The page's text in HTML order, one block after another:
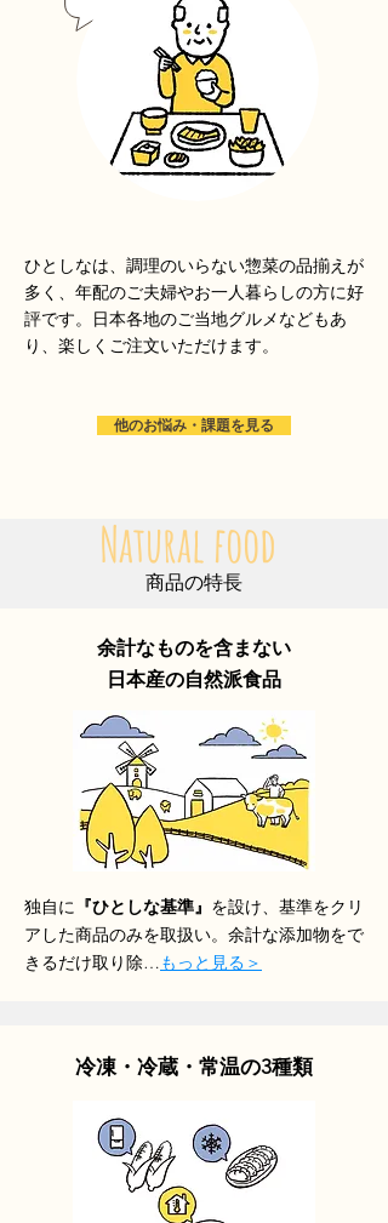
ひとしなは、調理のいらない惣菜の品揃えが
多く、年配のご夫婦やお一人暮らしの方に好
評です。日本各地のご当地グルメなどもあ
り、楽しくご注文いただけます。
他のお悩み・課題を見る
商品の特長
Natural food
余計なものを含まない
日本産の自然派食品
独自に 『ひとしな基準』 を設け、基準をクリ
アした商品のみを取扱い。 余計な添加物をで
きるだけ取り除…もっと見る＞
冷凍・冷蔵・常温の3種類